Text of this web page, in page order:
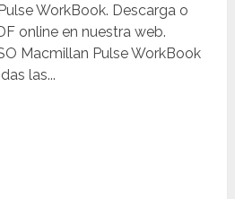
WorkBook. Descarga o
online en nuestra web.
Macmillan Pulse WorkBook
las...